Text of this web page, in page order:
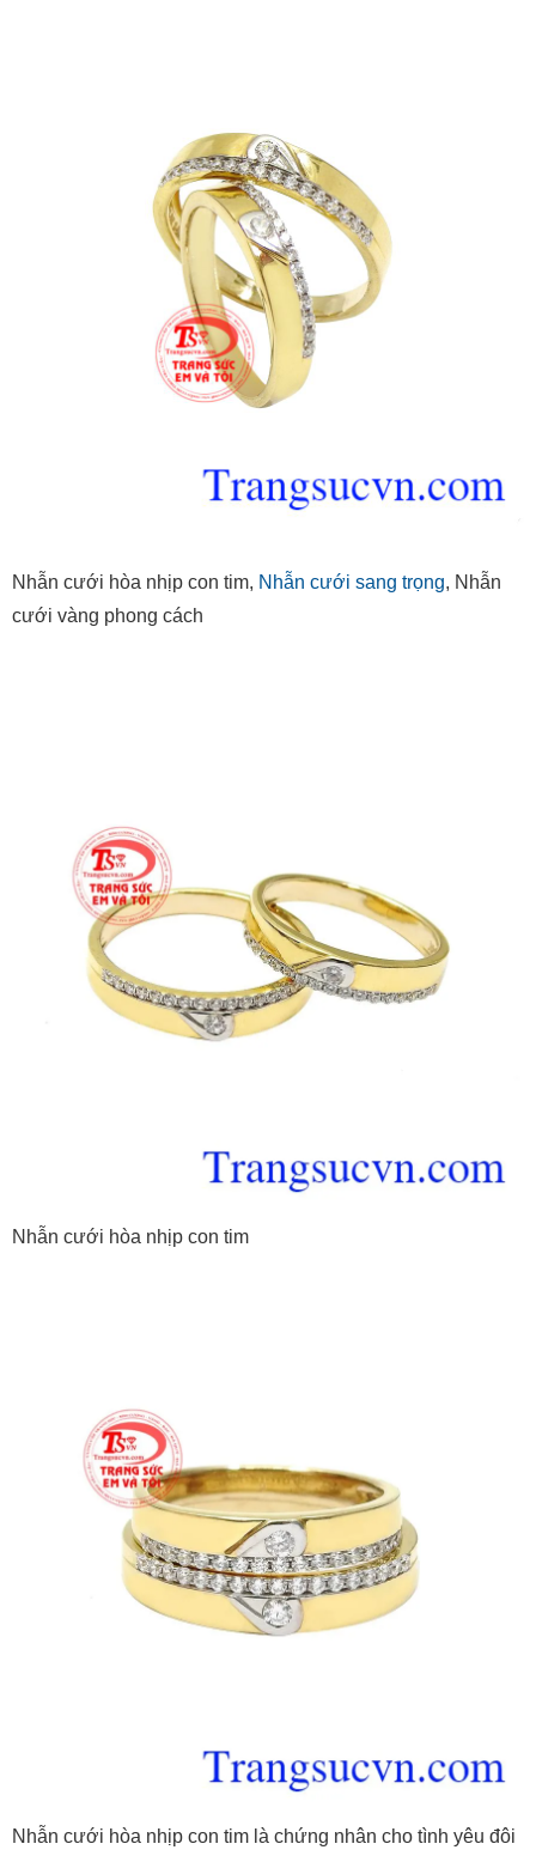
Nhẫn cưới hòa nhịp con tim, Nhẫn cưới sang trọng, Nhẫn
cưới vàng phong cách
Nhẫn cưới hòa nhịp con tim
Nhẫn cưới hòa nhịp con tim là chứng nhân cho tình yêu đôi